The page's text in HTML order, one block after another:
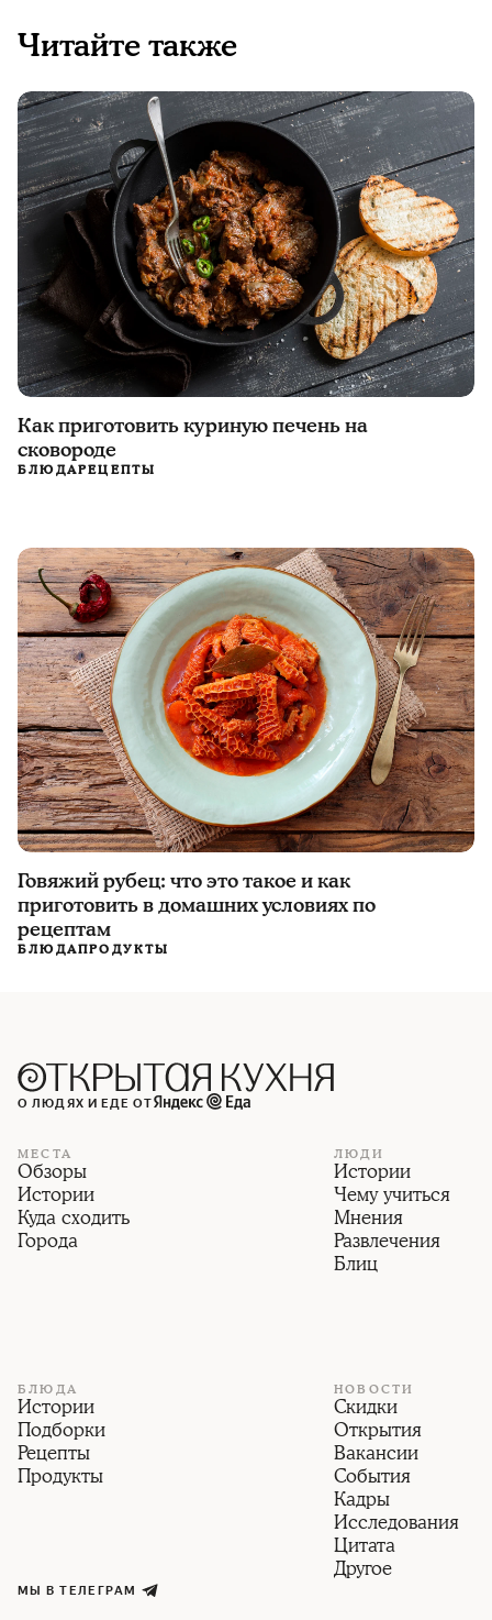
Читайте также
Как приготовить куриную печень на
сковороде
БЛЮДАРЕЦЕПТЫ
Говяжий рубец: что это такое и как
приготовить в домашних условиях по
рецептам
БЛЮДАПРОДУКТЫ
О ЛЮДЯХ И ЕДЕ ОТ
МЕСТА
Обзоры
Истории
Куда сходить
Города
ЛЮДИ
Истории
Чему учиться
Мнения
Развлечения
Блиц
БЛЮДА
Истории
Подборки
Рецепты
Продукты
НОВОСТИ
Скидки
Открытия
Вакансии
События
Кадры
Исследования
Цитата
Другое
МЫ В ТЕЛЕГРАМ